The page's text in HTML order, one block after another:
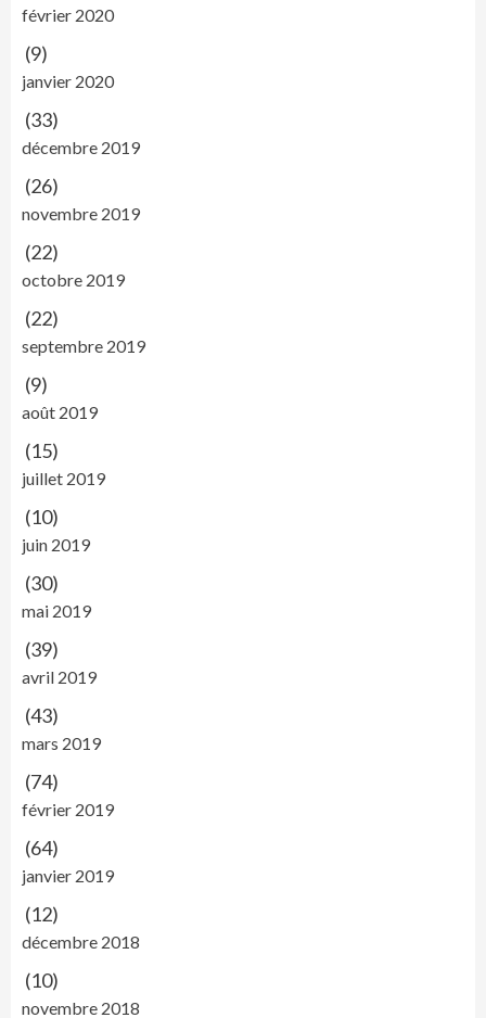
février 2020
(9)
janvier 2020
(33)
décembre 2019
(26)
novembre 2019
(22)
octobre 2019
(22)
septembre 2019
(9)
août 2019
(15)
juillet 2019
(10)
juin 2019
(30)
mai 2019
(39)
avril 2019
(43)
mars 2019
(74)
février 2019
(64)
janvier 2019
(12)
décembre 2018
(10)
novembre 2018